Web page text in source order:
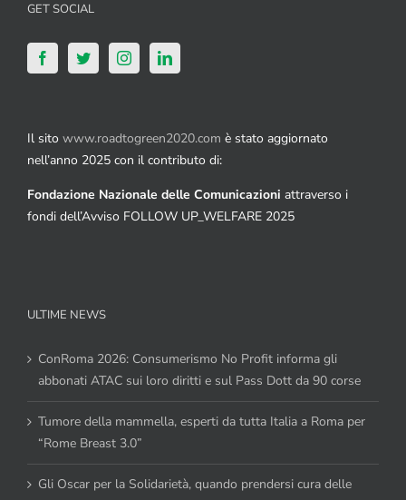
GET SOCIAL
Il sito www.roadtogreen2020.com è stato aggiornato
nell’anno 2025 con il contributo di:
Fondazione Nazionale delle Comunicazioni attraverso i
fondi dell’Avviso FOLLOW UP_WELFARE 2025
ULTIME NEWS
ConRoma 2026: Consumerismo No Profit informa gli
abbonati ATAC sui loro diritti e sul Pass Dott da 90 corse
Tumore della mammella, esperti da tutta Italia a Roma per
“Rome Breast 3.0”
Gli Oscar per la Solidarietà, quando prendersi cura delle